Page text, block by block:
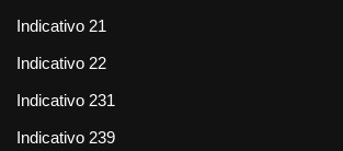
Indicativo 21
Indicativo 22
Indicativo 231
Indicativo 239